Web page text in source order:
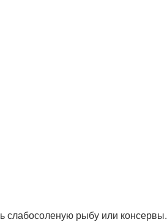
слабосоленую рыбу или консервы.